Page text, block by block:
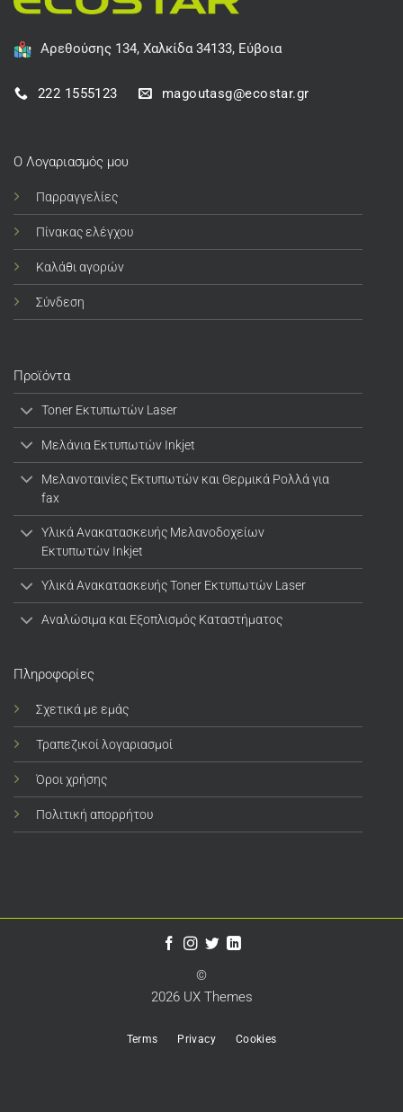
Αρεθούσης 134, Χαλκίδα 34133, Εύβοια
222 1555123 magoutasg@ecostar.gr
Ο Λογαριασμός μου
Παρραγγελίες
Πίνακας ελέγχου
Καλάθι αγορών
Σύνδεση
Προϊόντα
Toner Εκτυπωτών Laser
Μελάνια Εκτυπωτών Inkjet
Μελανοταινίες Εκτυπωτών και Θερμικά Ρολλά για
fax
Υλικά Ανακατασκευής Μελανοδοχείων
Εκτυπωτών Inkjet
Υλικά Ανακατασκευής Toner Εκτυπωτών Laser
Αναλώσιμα και Εξοπλισμός Καταστήματος
Πληροφορίες
Σχετικά με εμάς
Τραπεζικοί λογαριασμοί
Όροι χρήσης
Πολιτική απορρήτου
©
2026 UX Themes
Terms Privacy Cookies